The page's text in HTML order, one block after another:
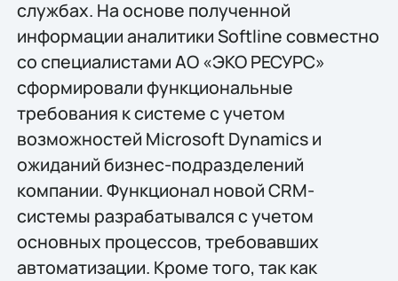
службах. На основе полученной
информации аналитики Softline совместно
со специалистами АО «ЭКО РЕСУРС»
сформировали функциональные
требования к системе с учетом
возможностей Microsoft Dynamics и
ожиданий бизнес-подразделений
компании. Функционал новой CRM-
системы разрабатывался с учетом
основных процессов, требовавших
автоматизации. Кроме того, так как